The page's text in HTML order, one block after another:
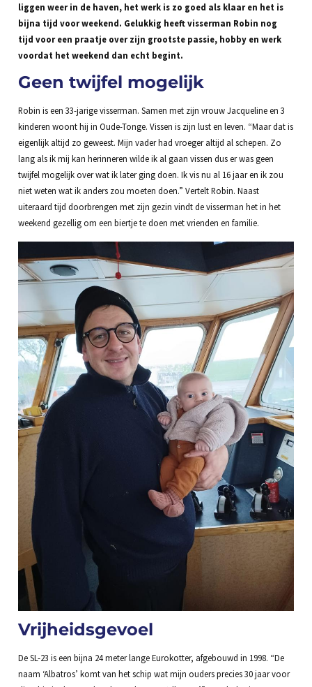
liggen weer in de haven, het werk is zo goed als klaar en het is
bijna tijd voor weekend. Gelukkig heeft visserman Robin nog
tijd voor een praatje over zijn grootste passie, hobby en werk
voordat het weekend dan echt begint.
Geen twijfel mogelijk
Robin is een 33-jarige visserman. Samen met zijn vrouw Jacqueline en 3
kinderen woont hij in Oude-Tonge. Vissen is zijn lust en leven. “Maar dat is
eigenlijk altijd zo geweest. Mijn vader had vroeger altijd al schepen. Zo
lang als ik mij kan herinneren wilde ik al gaan vissen dus er was geen
twijfel mogelijk over wat ik later ging doen. Ik vis nu al 16 jaar en ik zou
niet weten wat ik anders zou moeten doen.” Vertelt Robin. Naast
uiteraard tijd doorbrengen met zijn gezin vindt de visserman het in het
weekend gezellig om een biertje te doen met vrienden en familie.
Vrijheidsgevoel
De SL-23 is een bijna 24 meter lange Eurokotter, afgebouwd in 1998. “De
naam ‘Albatros’ komt van het schip wat mijn ouders precies 30 jaar voor